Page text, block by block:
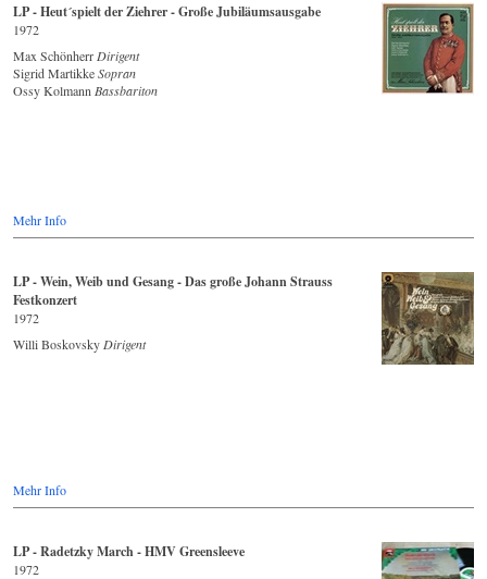
LP - Heut´spielt der Ziehrer - Große Jubiläumsausgabe
1972
Max Schönherr Dirigent
Sigrid MartikkeSopran
Ossy Kolmann Bassbariton
Mehr Info
LP - Wein, Weib und Gesang - Das große Johann Strauss
Festkonzert
1972
Willi Boskovsky Dirigent
Mehr Info
LP - Radetzky March - HMV Greensleeve
1972